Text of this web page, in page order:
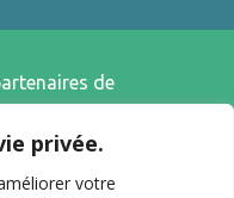
privée.
votre
de